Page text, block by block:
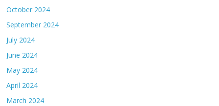
October 2024
September 2024
July 2024
June 2024
May 2024
April 2024
March 2024